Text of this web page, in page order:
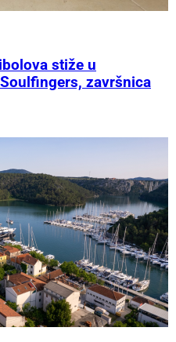
stiže u
završnica